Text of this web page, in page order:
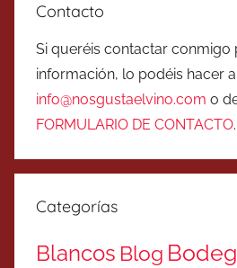
Contacto
Si queréis contactar conmigo
información, lo podéis hacer
info@nosgustaelvino.com o
FORMULARIO DE CONTACTO.
Categorías
Blancos Blog